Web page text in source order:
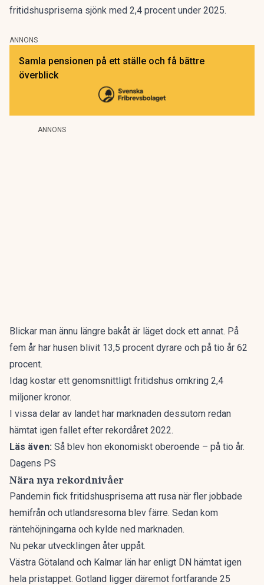
fritidshuspriserna sjönk med 2,4 procent under 2025.
ANNONS
Samla pensionen på ett ställe och få bättre
överblick
ANNONS
Blickar man ännu längre bakåt är läget dock ett annat. På
fem år har husen blivit 13,5 procent dyrare och på tio år 62
procent.
Idag kostar ett genomsnittligt fritidshus omkring 2,4
miljoner kronor.
I vissa delar av landet har marknaden dessutom redan
hämtat igen fallet efter rekordåret 2022.
Läs även: Så blev hon ekonomiskt oberoende – på tio år.
Dagens PS
Nära nya rekordnivåer
Pandemin fick fritidshuspriserna att rusa när fler jobbade
hemifrån och utlandsresorna blev färre. Sedan kom
räntehöjningarna och kylde ned marknaden.
Nu pekar utvecklingen åter uppåt.
Västra Götaland och Kalmar län har enligt DN hämtat igen
hela pristappet. Gotland ligger däremot fortfarande 25